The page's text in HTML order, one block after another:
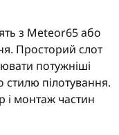
з Meteor65 або
Просторий слот
потужніші
пілотування.
і монтаж частин